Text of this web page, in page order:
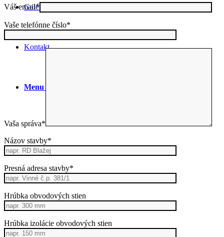
Galéria
Kontakt
Menu
Váš email*
Vaše telefónne číslo*
Vaša správa*
Názov stavby*
Presná adresa stavby*
Hrúbka obvodových stien
Hrúbka izolácie obvodových stien